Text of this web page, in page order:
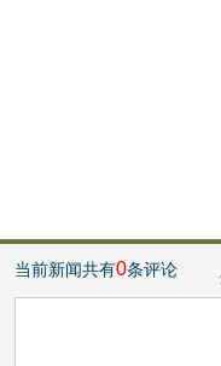
当前新闻共有0条评论